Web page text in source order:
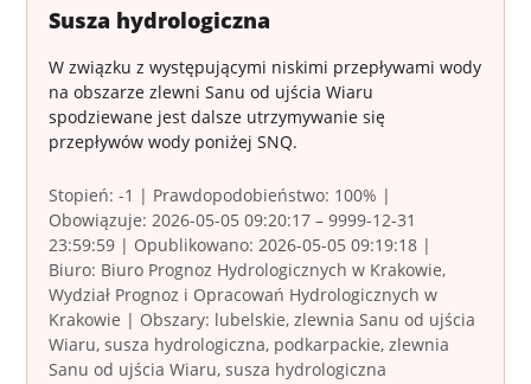
Susza hydrologiczna
W związku z występującymi niskimi przepływami wody
na obszarze zlewni Sanu od ujścia Wiaru
spodziewane jest dalsze utrzymywanie się
przepływów wody poniżej SNQ.
Stopień: -1 | Prawdopodobieństwo: 100% |
Obowiązuje: 2026-05-05 09:20:17 – 9999-12-31
23:59:59 | Opublikowano: 2026-05-05 09:19:18 |
Biuro: Biuro Prognoz Hydrologicznych w Krakowie,
Wydział Prognoz i Opracowań Hydrologicznych w
Krakowie | Obszary: lubelskie, zlewnia Sanu od ujścia
Wiaru, susza hydrologiczna, podkarpackie, zlewnia
Sanu od ujścia Wiaru, susza hydrologiczna